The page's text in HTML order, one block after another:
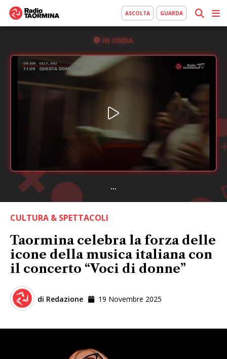
ASCOLTA GUARDA
IN ONDA
...
CULTURA & SPETTACOLI
Taormina celebra la forza delle
icone della musica italiana con
il concerto “Voci di donne”
di Redazione 19 Novembre 2025